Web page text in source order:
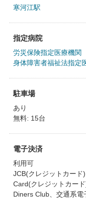
寒河江駅
指定病院
労災保険指定医療機関
身体障害者福祉法指定
駐車場
あり
無料: 15台
電子決済
利用可
JCB(クレジットカー
Card(クレジットカー
Diners Club、交通系